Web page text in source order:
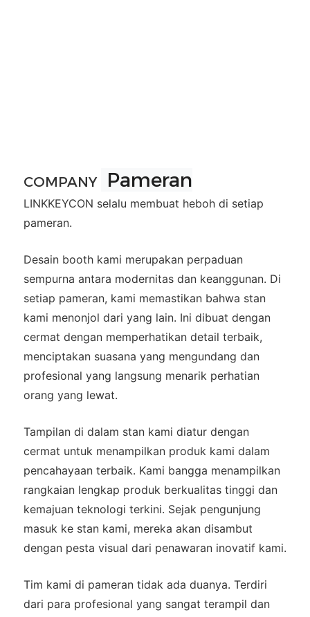
COMPANY Pameran
LINKKEYCON selalu membuat heboh di setiap
pameran.
Desain booth kami merupakan perpaduan
sempurna antara modernitas dan keanggunan. Di
setiap pameran, kami memastikan bahwa stan
kami menonjol dari yang lain. Ini dibuat dengan
cermat dengan memperhatikan detail terbaik,
menciptakan suasana yang mengundang dan
profesional yang langsung menarik perhatian
orang yang lewat.
Tampilan di dalam stan kami diatur dengan
cermat untuk menampilkan produk kami dalam
pencahayaan terbaik. Kami bangga menampilkan
rangkaian lengkap produk berkualitas tinggi dan
kemajuan teknologi terkini. Sejak pengunjung
masuk ke stan kami, mereka akan disambut
dengan pesta visual dari penawaran inovatif kami.
Tim kami di pameran tidak ada duanya. Terdiri
dari para profesional yang sangat terampil dan